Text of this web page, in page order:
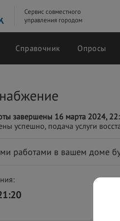
Сервис совместного
управления городом
Справочник Опросы
завершены 16 марта 2024,
успешно, подача услуги
работами в вашем доме